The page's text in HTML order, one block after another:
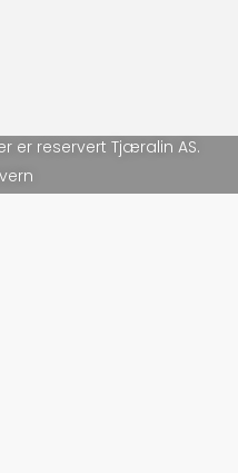
er reservert Tjæralin AS.